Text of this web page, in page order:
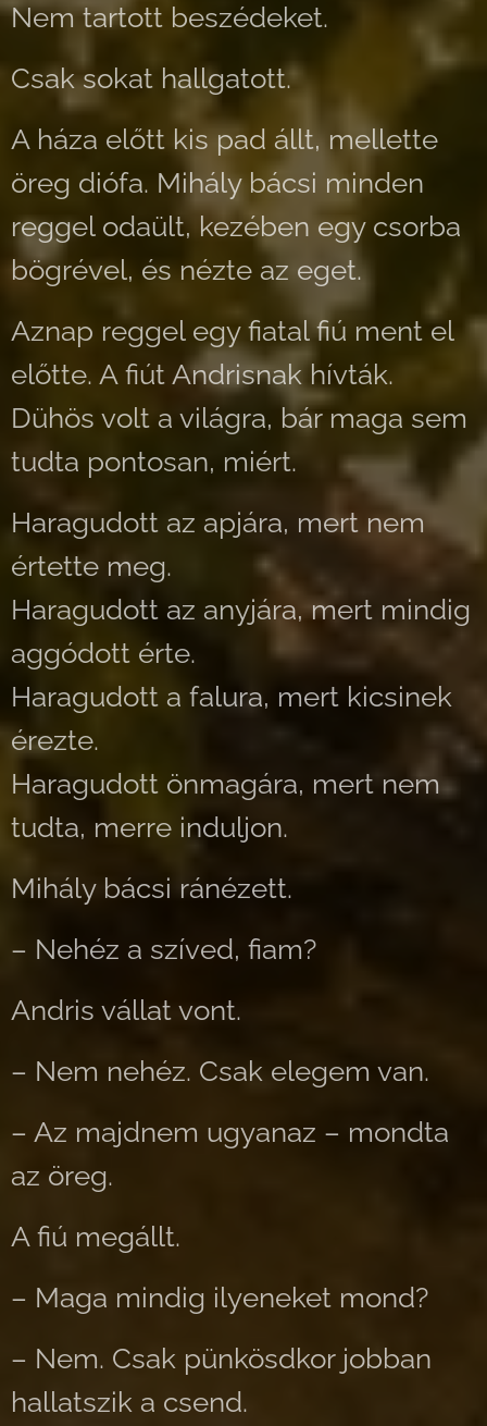
Nem tartott beszédeket.
Csak sokat hallgatott.
A háza előtt kis pad állt, mellette
öreg diófa. Mihály bácsi minden
reggel odaült, kezében egy csorba
bögrével, és nézte az eget.
Aznap reggel egy fiatal fiú ment el
előtte. A fiút Andrisnak hívták.
Dühös volt a világra, bár maga sem
tudta pontosan, miért.
Haragudott az apjára, mert nem
értette meg.
Haragudott az anyjára, mert mindig
aggódott érte.
Haragudott a falura, mert kicsinek
érezte.
Haragudott önmagára, mert nem
tudta, merre induljon.
Mihály bácsi ránézett.
– Nehéz a szíved, fiam?
Andris vállat vont.
– Nem nehéz. Csak elegem van.
– Az majdnem ugyanaz – mondta
az öreg.
A fiú megállt.
– Maga mindig ilyeneket mond?
– Nem. Csak pünkösdkor jobban
hallatszik a csend.